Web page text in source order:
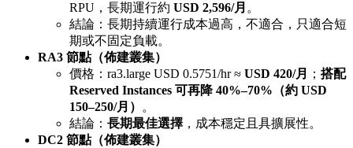
RPU，長期運行約 USD 2,596/月 。
結論：長期持續運行成本過高，不適合，只適合短
期或不固定負載。
RA3 節點（佈建叢集）
價格：ra3.large USD 0.5751/hr ≈ USD 420/月 ； 搭配
Reserved Instances 可再降 40%–70%（約 USD
150–250/月）
。
結論： 長期最佳選擇 ，成本穩定且具擴展性。
DC2 節點（佈建叢集）